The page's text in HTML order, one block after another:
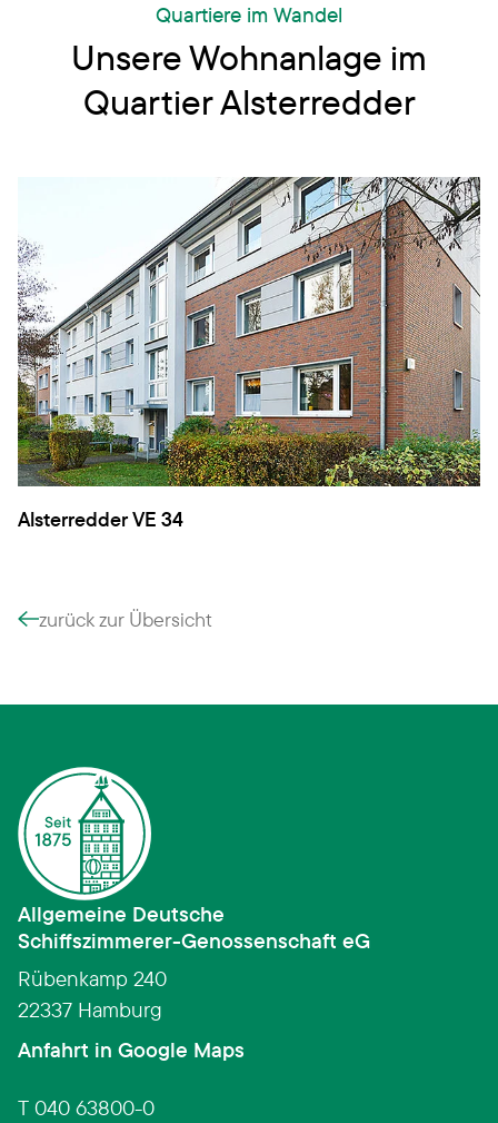
Quartiere im Wandel
Unsere Wohnanlage im
Quartier Alsterredder
Alsterredder VE 34
zurück zur Übersicht
Allgemeine Deutsche
Schiffszimmerer­-­Genossenschaft eG
Rübenkamp 240
22337 Hamburg
Anfahrt in Google Maps
T 040 63800-0